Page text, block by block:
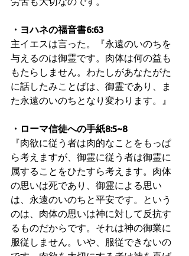
・ヨハネの福音書6:63
主イエスは言った。『永遠のいのちを
与えるのは御霊です。肉体は何の益も
もたらしません。わたしがあなたがた
に話したみことばは、御霊であり、ま
た永遠のいのちとなり変わります。』
・ローマ信徒への手紙8:5~8
『肉欲に従う者は肉的なことをもっぱ
ら考えますが、御霊に従う者は御霊に
属することをひたすら考えます。肉体
の思いは死であり、御霊による思い
は、永遠のいのちと平安です。という
のは、肉体の思いは神に対して反抗す
るものだからです。それは神の御業に
服従しません。いや、服従できないの